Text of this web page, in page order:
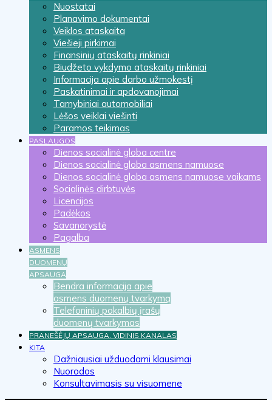
Nuostatai
Planavimo dokumentai
Veiklos ataskaita
Viešieji pirkimai
Finansinių ataskaitų rinkiniai
Biudžeto vykdymo ataskaitų rinkiniai
Informacija apie darbo užmokestį
Paskatinimai ir apdovanojimai
Tarnybiniai automobiliai
Lėšos veiklai viešinti
Paramos teikimas
PASLAUGOS
Dienos socialinė globa centre
Dienos socialinė globa asmens namuose
Dienos socialinė globa asmens namuose vaikams
Socialinės dirbtuvės
Licencijos
Padėkos
Savanorystė
Pagalba
ASMENS
DUOMENŲ
APSAUGA
Bendra informacija apie
asmens duomenų tvarkymą
Telefoninių pokalbių įrašų
duomenų tvarkymas
PRANEŠĖJŲ APSAUGA. VIDINIS KANALAS
KITA
Dažniausiai užduodami klausimai
Nuorodos
Konsultavimasis su visuomene